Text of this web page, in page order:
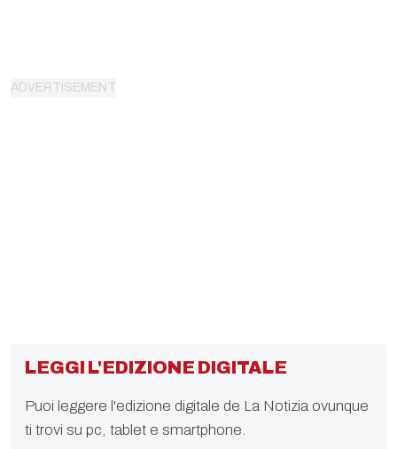
LEGGI L'EDIZIONE DIGITALE
Puoi leggere l'edizione digitale de La Notizia ovunque
ti trovi su pc, tablet e smartphone.